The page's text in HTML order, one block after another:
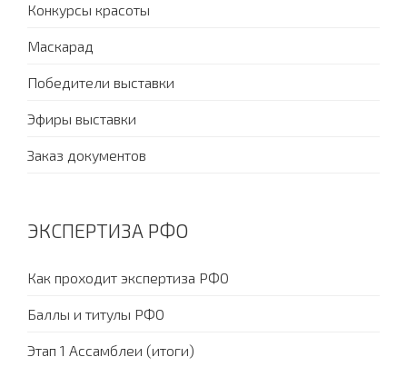
Конкурсы красоты
Маскарад
Победители выставки
Эфиры выставки
Заказ документов
ЭКСПЕРТИЗА РФО
Как проходит экспертиза РФО
Баллы и титулы РФО
Этап 1 Ассамблеи (итоги)